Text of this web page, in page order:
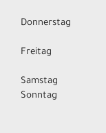
Donnerstag
Freitag
Samstag
Sonntag